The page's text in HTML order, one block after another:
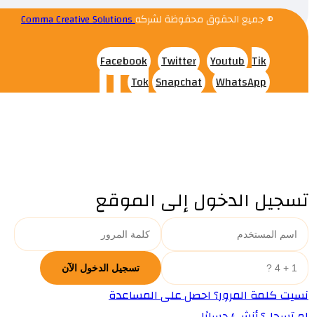
© جميع الحقوق محفوظة لشركهComma Creative Solutions
Facebook Twitter Youtub Tik
Tok Snapchat WhatsApp
تسجيل الدخول إلى الموقع
نسيت كلمة المرور؟ احصل على المساعدة